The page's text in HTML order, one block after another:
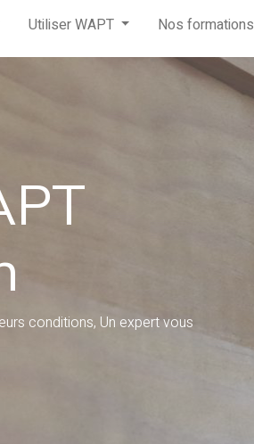
Utiliser WAPT Nos formations
conditions, Un expert vous